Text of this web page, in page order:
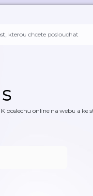
poslechu online na webu a ke